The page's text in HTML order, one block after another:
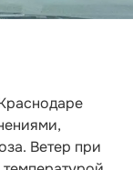
Ветер при